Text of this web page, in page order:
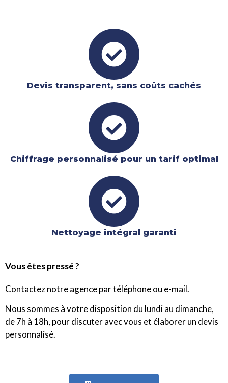
Devis transparent, sans coûts cachés
Chiffrage personnalisé pour un tarif optimal
Nettoyage intégral garanti​
Vous êtes pressé ?
Contactez notre agence par téléphone ou e-mail.
Nous sommes à votre disposition du lundi au dimanche,
de 7h à 18h, pour discuter avec vous et élaborer un devis
personnalisé.